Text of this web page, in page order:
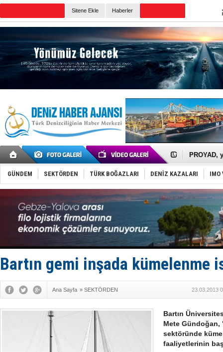
Sitene Ekle Haberler
İTU AUV,
PROYAD,
Türkiye-
Türk
Deniz
DÖDER,
Fairline,
Baltık
Runit
Limana
Türk
Hüseyin
Med
GÜNDEM SEKTÖRDEN TÜRK BOĞAZLARI DENİZ KAZALARI IMO
Bartın gemi inşada kümelenme
Ana Sayfa » SEKTÖRDEN 23.03.2013
Bartın
Mete
sektöründe
faaliyetlerinin